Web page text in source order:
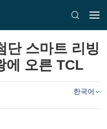
단 스마트 리빙
에 오른 TCL
한국어